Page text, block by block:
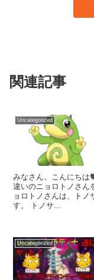
関連記事
Uncategorized
みなさん、こんにちは
違いのニョロトノさん
ョロトノさんは、ト
す。 トノサ...
Uncategorized